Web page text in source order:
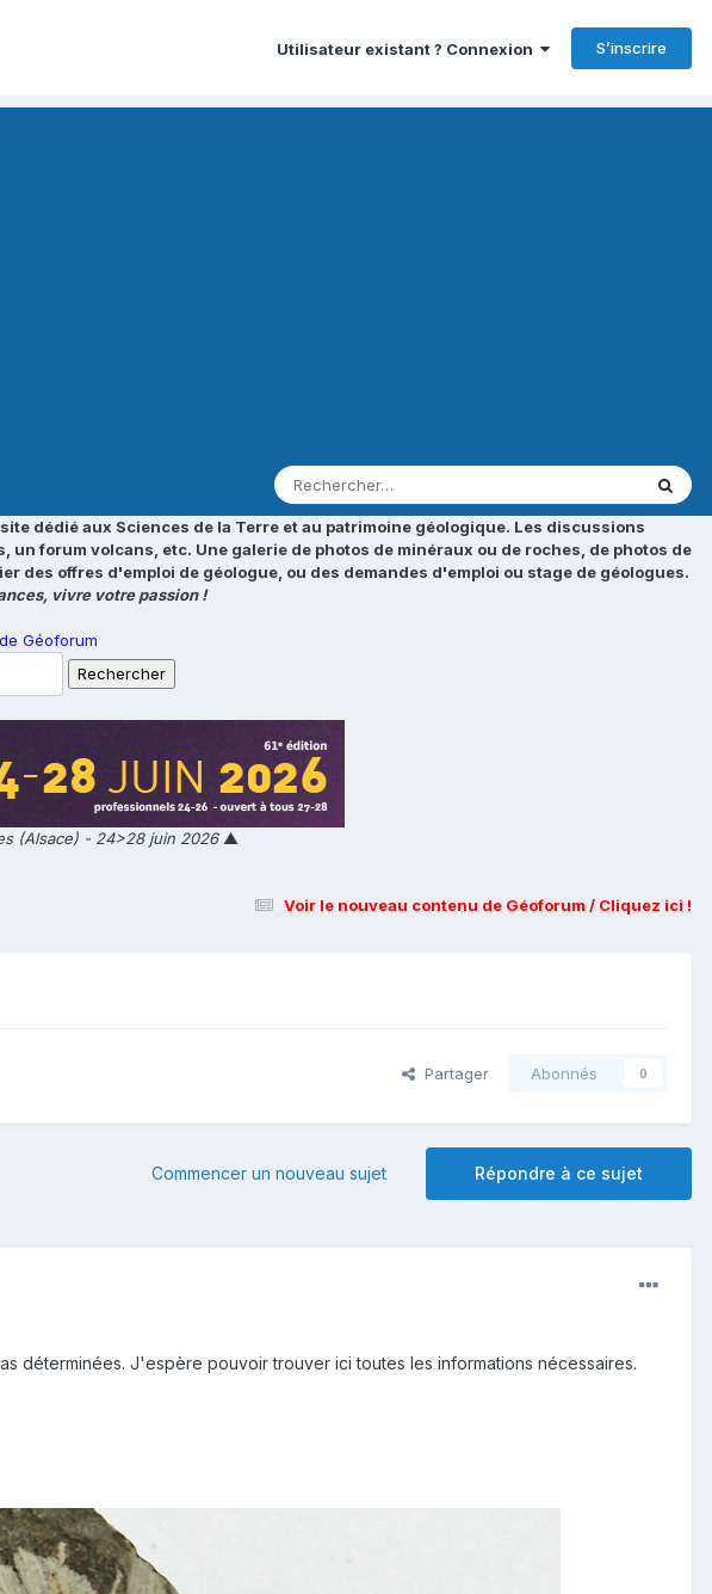
Utilisateur existant ? Connexion S’inscrire
dédié aux Sciences de la Terre et au patrimoine géologique. Les discussions
forum volcans, etc. Une galerie de photos de minéraux ou de roches, de photos de
des offres d'emploi de géologue, ou des demandes d'emploi ou stage de géologues.
vivre votre passion !
Géoforum
(Alsace) - 24>28 juin 2026▲
Voir le nouveau contenu de Géoforum / Cliquez ici !
Partager Abonnés 0
Répondre à ce sujet
Commencer un nouveau sujet
déterminées. J'espère pouvoir trouver ici toutes les informations nécessaires.